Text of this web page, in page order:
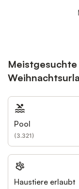
Pool
(3.321)
Haustiere erlaubt